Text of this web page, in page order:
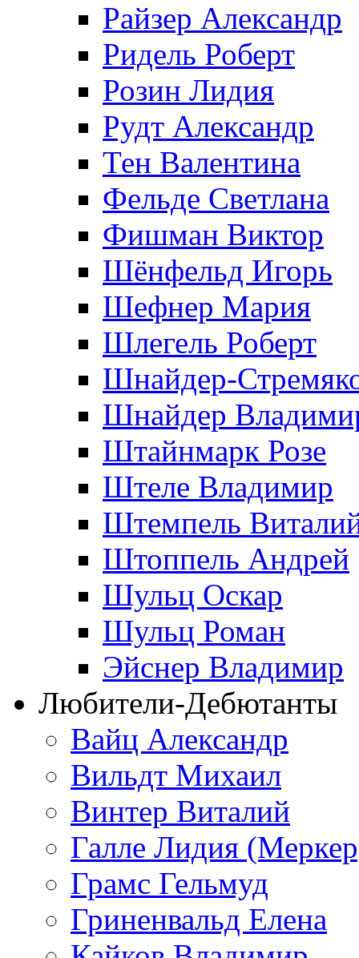
Райзер Александр
Ридель Роберт
Розин Лидия
Рудт Александр
Тен Валентина
Фельде Светлана
Фишман Виктор
Шёнфельд Игорь
Шефнер Мария
Шлегель Роберт
Шнайдер-
Шнайдер
Штайнмарк Розe
Штеле Владимир
Штемпель
Штоппель Андрей
Шульц Оскар
Шульц Роман
Эйснер Владимир
Любители-Дебютанты
Вайц Александр
Вильдт Михаил
Винтер Виталий
Галле Лидия
Грамс Гельмуд
Гриненвальд Елена